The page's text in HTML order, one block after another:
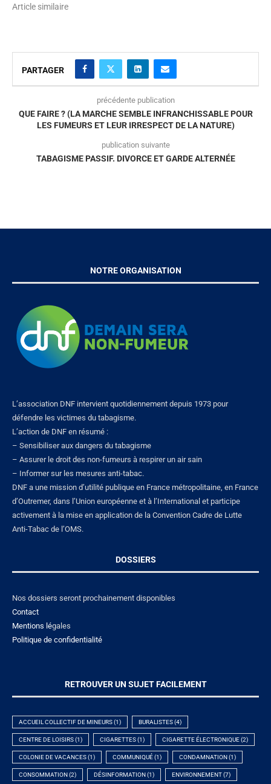
Article similaire
PARTAGER
précédente publication
QUE FAIRE ? (LA MARCHE SEMBLE INFRANCHISSABLE POUR
LES FUMEURS ET LEUR IRRESPECT DE LA NATURE)
publication suivante
TABAGISME PASSIF. DIVORCE ET GARDE ALTERNÉE
NOTRE ORGANISATION
L’association DNF intervient quotidiennement depuis 1973 pour
défendre les victimes du tabagisme.
L’action de DNF en résumé :
– Sensibiliser aux dangers du tabagisme
– Assurer le droit des non-fumeurs à respirer un air sain
– Informer sur les mesures anti-tabac.
DNF a une mission d’utilité publique en France métropolitaine, en France
d’Outremer, dans l’Union européenne et à l’International et participe
activement à la mise en application de la Convention Cadre de Lutte
Anti-Tabac de l’OMS.
DOSSIERS
Nos dossiers seront prochainement disponibles
Contact
Mentions légales
Politique de confidentialité
RETROUVER UN SUJET FACILEMENT
ACCUEIL COLLECTIF DE MINEURS(1) BURALISTES(4)
CENTRE DE LOISIRS(1) CIGARETTES(1) CIGARETTE ÉLECTRONIQUE(2)
COLONIE DE VACANCES(1) COMMUNIQUÉ(1) CONDAMNATION (1)
CONSOMMATION (2) DÉSINFORMATION (1) ENVIRONNEMENT(7)